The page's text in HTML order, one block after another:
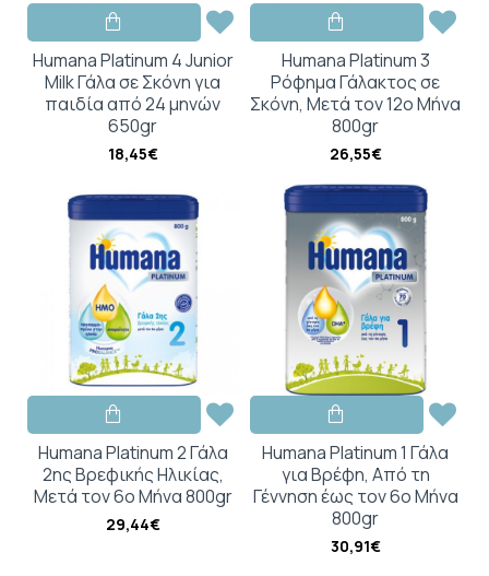
Humana Platinum 4 Junior
Milk Γάλα σε Σκόνη για
παιδία από 24 μηνών
650gr
18,45€
Humana Platinum 3
Ρόφημα Γάλακτος σε
Σκόνη, Μετά τον 12ο Μήνα
800gr
26,55€
Humana Platinum 2 Γάλα
2ης Βρεφικής Ηλικίας,
Μετά τον 6ο Μήνα 800gr
29,44€
Humana Platinum 1 Γάλα
για Βρέφη, Από τη
Γέννηση έως τον 6ο Μήνα
800gr
30,91€